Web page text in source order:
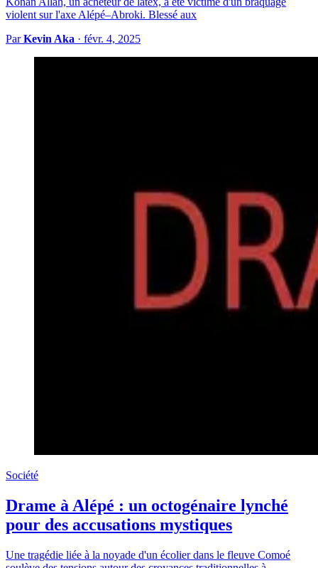
violent sur l'axe Alépé–Abroki. Blessé aux
ParKevin Aka · févr. 4, 2025
Société
Drame à Alépé : un octogénaire lynché
pour des accusations mystiques
Une tragédie liée à la noyade d'un écolier dans le fleuve Comoé